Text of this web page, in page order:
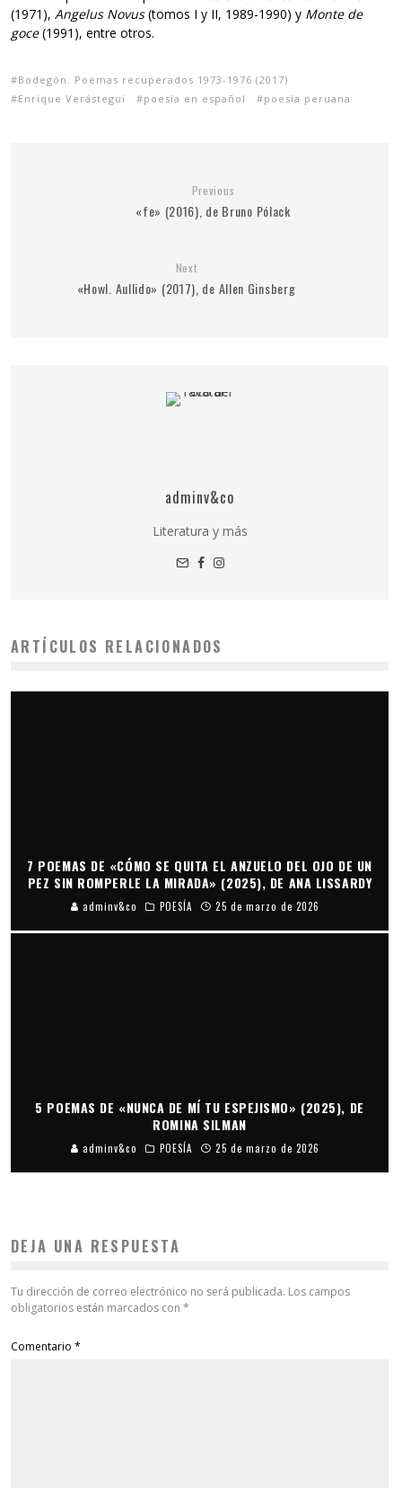
(1971), Angelus Novus(tomos I y II, 1989-1990) y Monte de
goce(1991), entre otros.
Bodegón. Poemas recuperados 1973-1976 (2017)
Enrique Verástegui
poesía en español poesía peruana
Previous
«fe» (2016), de Bruno Pólack
Next
«Howl. Aullido» (2017), de Allen Ginsberg
adminv&co
Literatura y más
ARTÍCULOS RELACIONADOS
7 POEMAS DE «CÓMO SE QUITA EL ANZUELO DEL OJO DE UN
PEZ SIN ROMPERLE LA MIRADA» (2025), DE ANA LISSARDY
adminv&co POESÍA 25 de marzo de 2026
5 POEMAS DE «NUNCA DE MÍ TU ESPEJISMO» (2025), DE
ROMINA SILMAN
adminv&co POESÍA 25 de marzo de 2026
DEJA UNA RESPUESTA
Tu dirección de correo electrónico no será publicada. Los campos
obligatorios están marcados con *
Comentario *